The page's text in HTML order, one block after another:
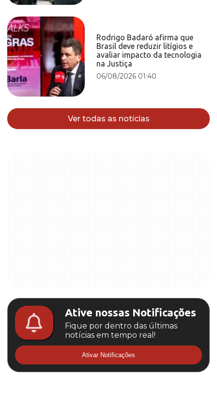
Rodrigo Badaró afirma que
Brasil deve reduzir litígios e
avaliar impacto da tecnologia
na Justiça
06/08/2026 01:40
Ver todas as notícias
Ative nossas Notificações
Fique por dentro das últimas
notícias em tempo real!
Ativar Notificações